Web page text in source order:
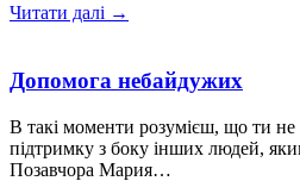
Читати далі →
Допомога небайдужих
В такі моменти розумієш, що ти
підтримку з боку інших людей,
Позавчора Мария…